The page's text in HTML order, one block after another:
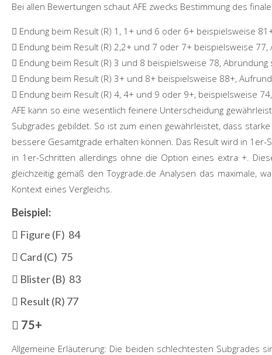
Bei allen Bewertungen schaut AFE zwecks Bestimmung des
Endung beim Result (R) 1, 1+ und 6 oder 6+ beispielsweise
Endung beim Result (R) 2,2+ und 7 oder 7+ beispielsweise
Endung beim Result (R) 3 und 8 beispielsweise 78, Abrundung
Endung beim Result (R) 3+ und 8+ beispielsweise 88+,
Endung beim Result (R) 4, 4+ und 9 oder 9+, beispielsweise
AFE kann so eine wesentlich feinere Unterscheidung
Subgrades gebildet. So ist zum einen gewährleistet, dass
bessere Gesamtgrade erhalten können. Das Result wird in 1er-
in 1er-Schritten allerdings ohne die Option eines extra +.
gleichzeitig gemäß den Toygrade.de Analysen das maximale,
Kontext eines Vergleichs.
Beispiel:
Figure (F) 84
Card (C) 75
Blister (B) 83
Result (R) 77
75+
Allgemeine Erläuterung: Die beiden schlechtesten